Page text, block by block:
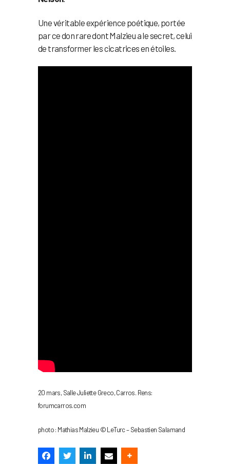
Une véritable expérience poétique, portée
par ce don rare dont Malzieu a le secret, celui
de transformer les cicatrices en étoiles.
20 mars, Salle Juliette Greco, Carros. Rens:
forumcarros.com
photo : Mathias Malzieu © LeTurc – Sebastien Salamand